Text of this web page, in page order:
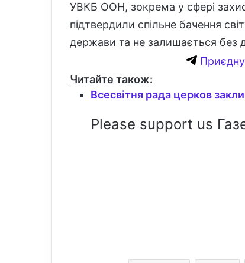
УВКБ ООН, зокрема у сфері
підтвердили спільне бачення
держави та не залишається без
Читайте також:
Всесвітня рада церков
Please support us